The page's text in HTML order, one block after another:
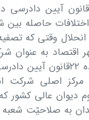
“… نظر به اینکه بر اساس
اختلافات حاصله
وقتی که
اقتصاد به عنوان
مطروحه از مصادیق ذکر
و سوم دیوان عالی